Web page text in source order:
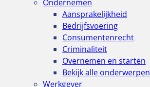
Ondernemen
Aansprakelijkheid
Bedrijfsvoering
Consumentenrecht
Criminaliteit
Overnemen en starten
Bekijk alle onderwerpen
Werkgever